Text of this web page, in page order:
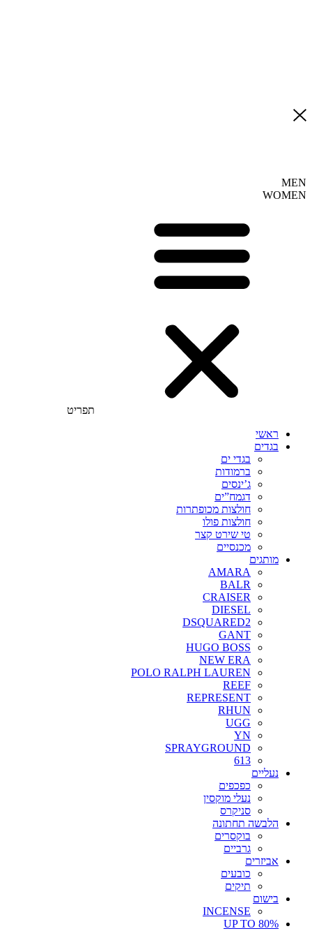
MEN
WOMEN
תפריט
ראשי
בגדים
בגדי ים
ברמודות
ג’ינסים
דגמח”ים
חולצות מכופתרות
חולצות פולו
טי שירט קצר
מכנסיים
מותגים
AMARA
BALR
CRAISER
DIESEL
DSQUARED2
GANT
HUGO BOSS
NEW ERA
POLO RALPH LAUREN
REEF
REPRESENT
RHUN
UGG
YN
SPRAYGROUND
613
נעליים
כפכפים
נעלי מוקסין
סניקרס
הלבשה תחתונה
בוקסרים
גרביים
אביזרים
כובעים
תיקים
בישום
INCENSE
UP TO 80%